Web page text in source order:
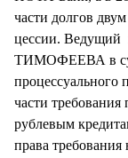
части долгов
цессии. Ведущий
ТИМОФЕЕВА в
части
рублевым
права